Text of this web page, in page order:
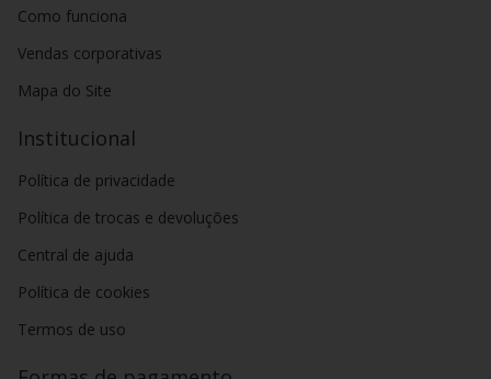
Como funciona
Vendas corporativas
Mapa do Site
Institucional
Política de privacidade
Política de trocas e devoluções
Central de ajuda
Política de cookies
Termos de uso